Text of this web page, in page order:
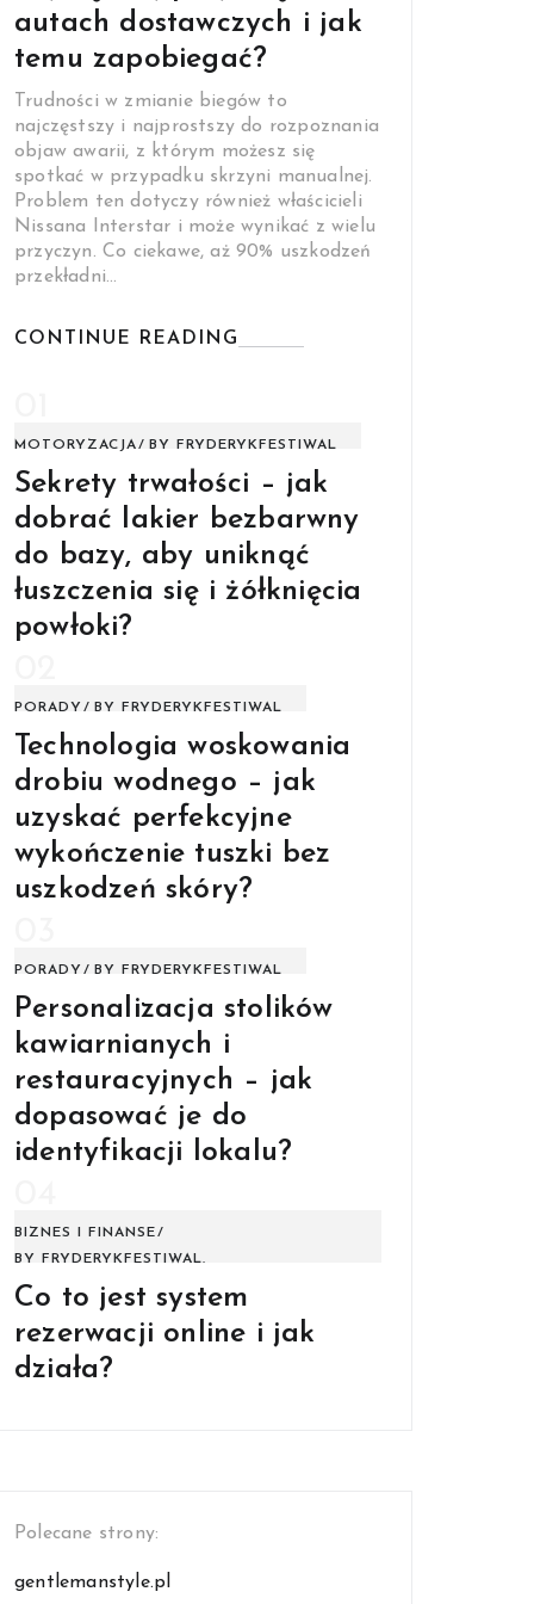
autach dostawczych i jak
temu zapobiegać?
Trudności w zmianie biegów to
najczęstszy i najprostszy do rozpoznania
objaw awarii, z którym możesz się
spotkać w przypadku skrzyni manualnej.
Problem ten dotyczy również właścicieli
Nissana Interstar i może wynikać z wielu
przyczyn. Co ciekawe, aż 90% uszkodzeń
przekładni…
CONTINUE READING
MOTORYZACJA BY FRYDERYKFESTIWAL
Sekrety trwałości – jak
dobrać lakier bezbarwny
do bazy, aby uniknąć
łuszczenia się i żółknięcia
powłoki?
PORADY BY FRYDERYKFESTIWAL
Technologia woskowania
drobiu wodnego – jak
uzyskać perfekcyjne
wykończenie tuszki bez
uszkodzeń skóry?
PORADY BY FRYDERYKFESTIWAL
Personalizacja stolików
kawiarnianych i
restauracyjnych – jak
dopasować je do
identyfikacji lokalu?
BIZNES I FINANSE
BY
FRYDERYKFESTIWAL.
Co to jest system
rezerwacji online i jak
działa?
Polecane strony:
gentlemanstyle.pl